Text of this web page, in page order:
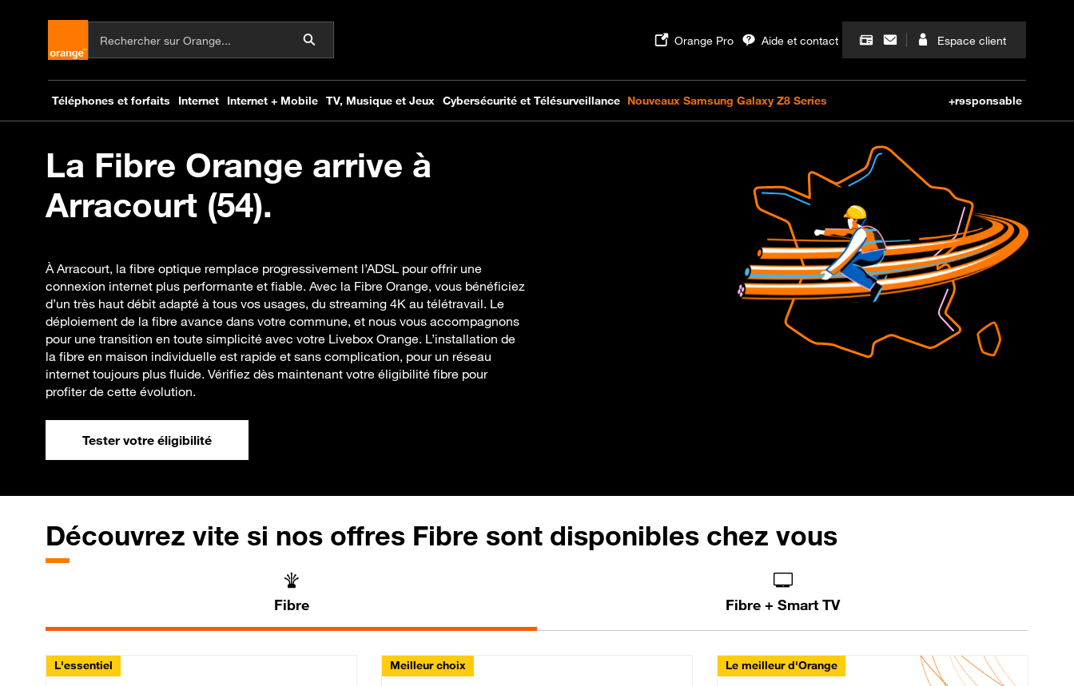
La Fibre Orange arrive à
Arracourt (54).
À Arracourt, la fibre optique remplace progressivement l’ADSL pour offrir une
connexion internet plus performante et fiable. Avec la Fibre Orange, vous bénéficiez
d’un très haut débit adapté à tous vos usages, du streaming 4K au télétravail. Le
déploiement de la fibre avance dans votre commune, et nous vous accompagnons
pour une transition en toute simplicité avec votre Livebox Orange. L’installation de
la fibre en maison individuelle est rapide et sans complication, pour un réseau
internet toujours plus fluide. Vérifiez dès maintenant votre éligibilité fibre pour
profiter de cette évolution.
Tester votre éligibilité
Découvrez vite si nos offres Fibre sont disponibles chez vous
Fibre Fibre + Smart TV
L'essentiel Meilleur choix Le meilleur d'Orange